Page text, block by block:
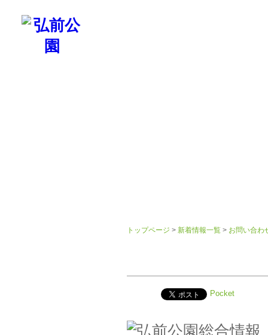
トップページ > 新着情報一覧 > お問い合わ
Pocket